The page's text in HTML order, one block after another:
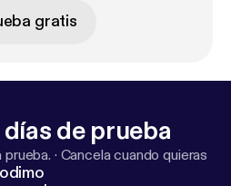
gratis
de prueba
· Cancela cuando quieras